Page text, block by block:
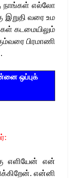
நாங்கள் எல்லோ
இறுதி வரை உம
கடமையிலும்
பிரமாணி
.
ஒப்புக்
:
எளியேன்
என்
. என்னி